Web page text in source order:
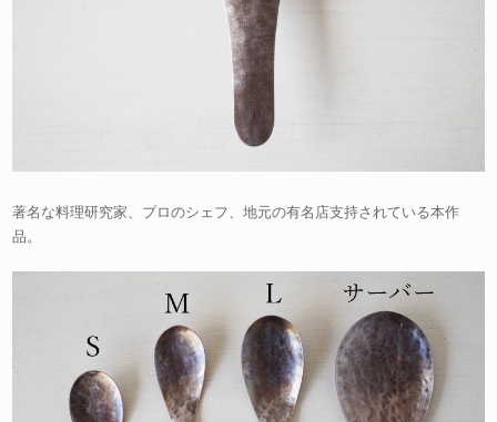
著名な料理研究家、プロのシェフ、地元の有名店支持されている本作
品。